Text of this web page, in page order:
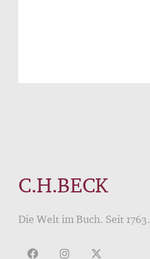
C.H.BECK
Die Welt im Buch. Seit 1763.